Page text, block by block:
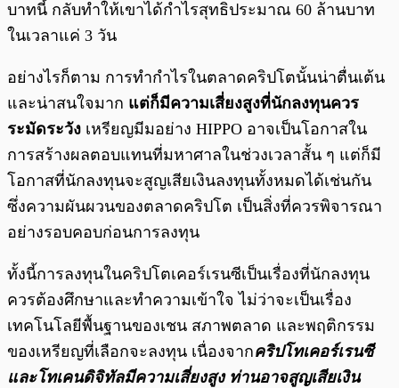
บาทนี้ กลับทำให้เขาได้กำไรสุทธิประมาณ 60 ล้านบาท
ในเวลาแค่ 3 วัน
อย่างไรก็ตาม การทำกำไรในตลาดคริปโตนั้นน่าตื่นเต้น
และน่าสนใจมาก แต่ก็มีความเสี่ยงสูงที่นักลงทุนควร
ระมัดระวัง เหรียญมีมอย่าง HIPPO อาจเป็นโอกาสใน
การสร้างผลตอบแทนที่มหาศาลในช่วงเวลาสั้น ๆ แต่ก็มี
โอกาสที่นักลงทุนจะสูญเสียเงินลงทุนทั้งหมดได้เช่นกัน
ซึ่งความผันผวนของตลาดคริปโต เป็นสิ่งที่ควรพิจารณา
อย่างรอบคอบก่อนการลงทุน
ทั้งนี้การลงทุนในคริปโตเคอร์เรนซีเป็นเรื่องที่นักลงทุน
ควรต้องศึกษาและทำความเข้าใจ ไม่ว่าจะเป็นเรื่อง
เทคโนโลยีพื้นฐานของเชน สภาพตลาด และพฤติกรรม
ของเหรียญที่เลือกจะลงทุน เนื่องจากคริปโทเคอร์เรนซี
และโทเคนดิจิทัลมีความเสี่ยงสูง ท่านอาจสูญเสียเงิน